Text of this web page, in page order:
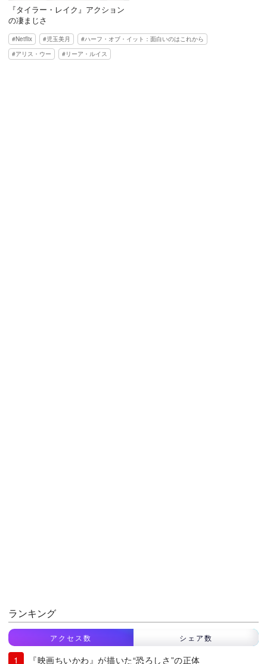
『タイラー・レイク』アクション
の凄まじさ
Netflix 児玉美月
ハーフ・オブ・イット：面白いのはこれから
アリス・ウー
リーア・ルイス
ランキング
アクセス数 シェア数
『映画ちいかわ』が描いた“恐ろしさ”の正体